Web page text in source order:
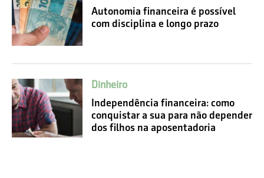
Autonomia financeira é possível
com disciplina e longo prazo
Dinheiro
Independência financeira: como
conquistar a sua para não depender
dos filhos na aposentadoria